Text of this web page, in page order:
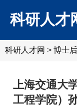
科研人才
科研人才网 > 博士
上海交通大
工程学院）